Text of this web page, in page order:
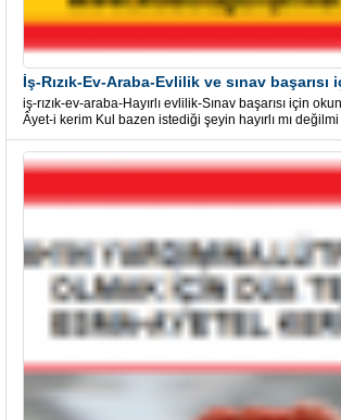
iş-rızık-ev-araba-Hayırlı evlilik-Sınav başarısı için
Âyet-i kerim Kul bazen istediği şeyin hayırlı mı